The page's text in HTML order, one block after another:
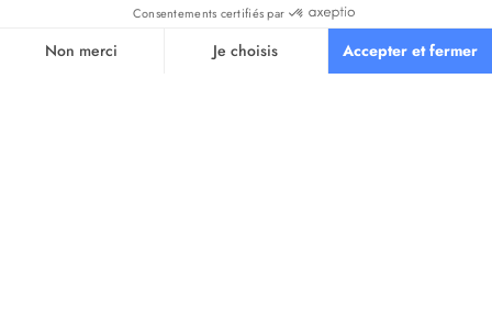
Consentements certifiés par
Non merci Je choisis Accepter et fermer